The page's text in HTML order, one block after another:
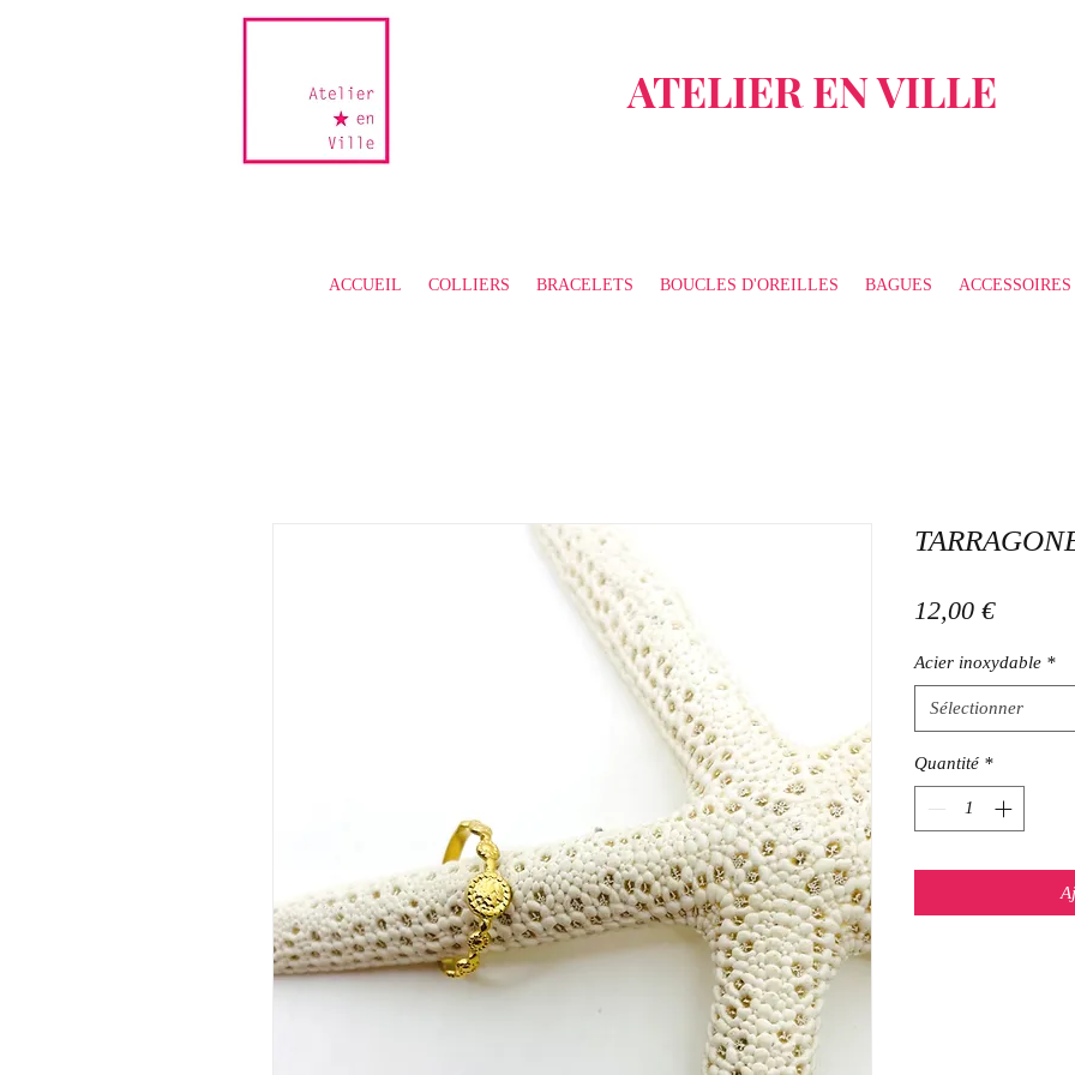
ATELIER EN VILLE
ACCUEIL COLLIERS BRACELETS BOUCLES D'OREILLES BAGUES ACCESSOIRES
12,00 €Prix
Acier inoxydable *
Sélectionner
Quantité *